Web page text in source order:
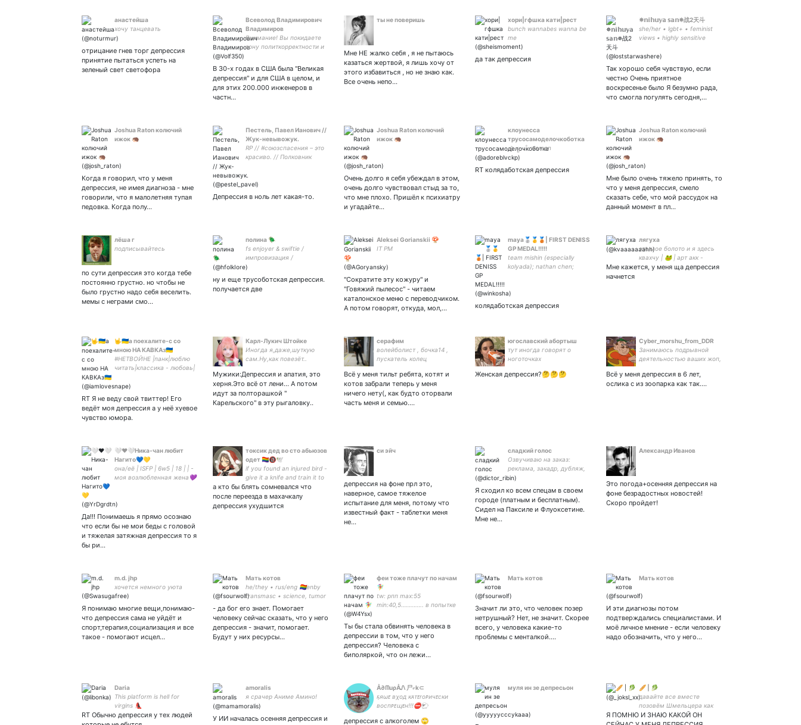
анастейша
хочу танцевать
отрицание гнев торг депрессия
принятие пытаться успеть на
зеленый свет светофора
Всеволод Владимирович
Владимиров
Внимание! Вы покидаете
зону политкорректности и
идите на хуй откуда
пришли.
В 30-х годах в США была "Великая
депрессия" и для США в целом, и
для этих 200.000 инженеров в
частн…
ты не поверишь
Мне НЕ жалко себя , я не пытаюсь
казаться жертвой, я лишь хочу от
этого избавиться , но не знаю как.
Все очень непо…
хори|гфшка кати|рест
bunch wannabes wanna be
me
да так депрессия
✵𝕟𝕚𝕙𝕦𝕪𝕒 𝕤𝕒𝕟✵战2天斗
she/her • lgbt+ • feminist
views • highly sensitive
балбеска • 留学生 •
депрессия •
мультифандом #NOWAR
Так хорошо себя чувствую, если
честно Очень приятное
воскресенье было Я безумно рада,
что смогла погулять сегодня,…
Joshua Raton колючий
ижок 🦔
Когда я говорил, что у меня
депрессия, не имея диагноза - мне
говорили, что я малолетняя тупая
педовка. Когда полу…
Пестель, Павел Ианович //
Жук-невывожук.
RP // #союзспасения – это
красиво. // Полковник
Петербурга, а не «товарищ
милиционер». // Я
Депрессия в ноль лет какая-то.
Joshua Raton колючий
ижок 🦔
Очень долго я себя убеждал в этом,
очень долго чувствовал стыд за то,
что мне плохо. Пришёл к психиатру
и угадайте…
клоунесса
трусосамоделочкоботка
ミ ೃ ‧₊˚. women
RT колядаботская депрессия
Joshua Raton колючий
ижок 🦔
Мне было очень тяжело принять, то
что у меня депрессия, смело
сказать себе, что мой рассудок на
данный момент в пл…
лёша г
подписывайтесь
по сути депрессия это когда тебе
постоянно грустно. но чтобы не
было грустно надо себя веселить.
мемы с неграми смо…
полина 🪲
fs enjoyer & swiftie /
импровизация /
самоделочка чемпионка
риттбергера 😒
ну и еще трусоботская депрессия.
получается две
Aleksei Gorianskii 🍄
IT PM
"Сократите эту кожуру" и
"Говяжий пылесос" - читаем
каталонское меню с переводчиком.
А потом говорят, откуда, мол,…
maya🥈🥇🥉| FIRST DENISS
GP MEDAL!!!!!
team mishin (especially
kolyada); nathan chen;
колядаботская депрессия
лягуха
это мое болото и я здесь
квахчу | 🐸 | арт акк -
Мне кажется, у меня ща депрессия
начнется
🤟🇺🇦а поехалите-с со
мною НА КАВКАз🇺🇦
#НЕТВОЙНЕ |панк|люблю
читать|классика - любовь|
человек|лгбтк+|she/her
°хочу сдохнуть°
RT Я не веду свой твиттер! Его
ведёт моя депрессия а у неё хуевое
чувство юмора.
Карл-Лукич Штойке
Иногда я,даже,шуткую
сам.Ну,как повезёт..
Мужики:Депрессия и апатия, это
херня.Это всё от лени... А потом
идут за полторашкой "
Карельского" в эту рыгаловку..
серафим
волейболист , бочка14 ,
пускатель колец
Всё у меня тильт ребята, котят и
котов забрали теперь у меня
ничего нету(, как будто оторвали
часть меня и семью.…
югославский абортыш
тут иногда говорят о
ноготочках
Женская депрессия?🤔🤔🤔
Cyber_morshu_from_DDR
Занимаюсь подрывной
деятельностью ваших жоп,
или ЧС, то это для меня
победа.
Всё у меня депрессия в 6 лет,
ослика с из зоопарка как так....
🤍❤🤍Ника-чан любит
Нагито💙💛
она/её | ISFP | 6w5 | 18 | | -
моя возлюбленная жена💜
Да!!! Понимаешь я прямо осознаю
что если бы не мои беды с головой
и тяжелая затяжная депрессия то я
бы ри…
токсик дед во сто абьюзов
одет 🏳️‍🌈🔞🕊
if you found an injured bird -
give it a knife and train it to
fight
а кто бы блять сомневался что
после переезда в махачкалу
депрессия ухудшится
си эйч
депрессия на фоне прл это,
наверное, самое тяжелое
испытание для меня, потому что
известный факт - таблетки меня
не…
сладкий голос
Озвучиваю на заказ:
реклама, закадр, дубляж,
аудиокниги. Демо,
твитч:
Я сходил ко всем спецам в своем
городе (платным и бесплатным).
Сидел на Паксиле и Флуоксетине.
Мне не…
Александр Иванов
Это погода+осенняя депрессия на
фоне безрадостных новостей!
Скоро пройдет!
m.d. jhp
хочется немного уюта
Я понимаю многие вещи,понимаю-
что депрессия сама не уйдёт и
спорт,терапия,социализация и все
такое - помогают исцел…
Мать котов
he/they • rus/eng 🏳️‍🌈enby
transmasc • science, tumor
biology and biochemistry
- да бог его знает. Помогает
человеку сейчас сказать, что у него
депрессия - значит, помогает.
Будут у них ресурсы…
феи тоже плачут по начам
🧚‍♀️
tw: рпп max:55
min:40,5………….. в попытке
будни
Ты бы стала обвинять человека в
депрессии в том, что у него
депрессия? Человека с
биполяркой, что он лежи…
Мать котов
Значит ли это, что человек позер
нетрушный? Нет, не значит. Скорее
всего, у человека какие-то
проблемы с менталкой.…
Мать котов
И эти диагнозы потом
подтверждались специалистами. И
моё личное мнение - если человеку
надо обозначить, что у него…
Daria
This platform is hell for
virgins 👠
RT Обычно депрессия у тех людей
amoralis
я срачер Аниме Амино!
У ИИ началась осенняя депрессия и
Å∂ᗰuρÅᏁ 尸ℯk⊂
ҕяωᴇ вχод кᴀтᴇrоᴘичᴇски
воспᴘᴇպᴇн!!!⛔️🐑
депрессия с алкоголем 🙄
муля ин зе депресьон
🥖 | 🥬
давайте все вместе
позовём Шмельцера как
деда мороза на
новогоднем утреннике /
Я ПОМНЮ И ЗНАЮ КАКОЙ ОН